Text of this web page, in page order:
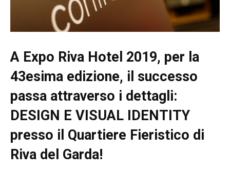
A Expo Riva Hotel 2019, per la
43esima edizione, il successo
passa attraverso i dettagli:
DESIGN E VISUAL IDENTITY
presso il Quartiere Fieristico di
Riva del Garda!